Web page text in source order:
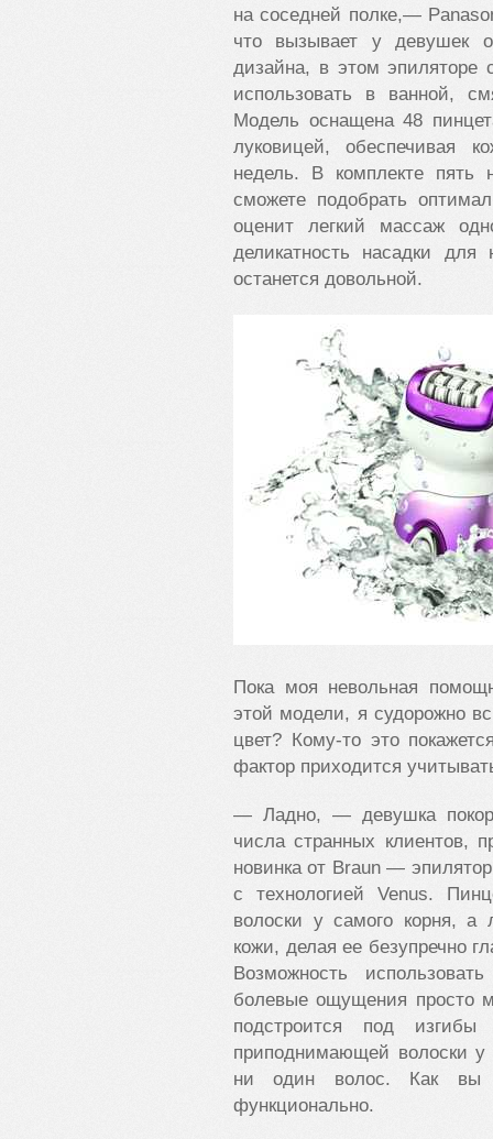
на соседней полке,—
что вызывает у девушек
дизайна, в этом
использовать в ванной,
Модель оснащена 48
луковицей, обеспечивая
недель. В комплекте пять
сможете подобрать
оценит легкий массаж
деликатность насадки
останется довольной.
Пока моя невольная
этой модели, я судорожно
цвет? Кому-то это
фактор приходится
— Ладно, — девушка
числа странных
новинка от Braun —
с технологией Venus.
волоски у самого корня, а
кожи, делая ее безупречно
Возможность
болевые ощущения просто
подстроится под
приподнимающей волоски у
ни один волос. Как вы
функционально.